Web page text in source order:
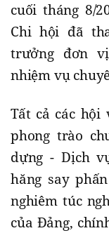
cuối tháng 8/
Chi hội đã
trưởng đơn
nhiệm vụ
Tất cả các
phong trào
dựng - Dịch
hăng say
nghiêm túc
của Đảng,